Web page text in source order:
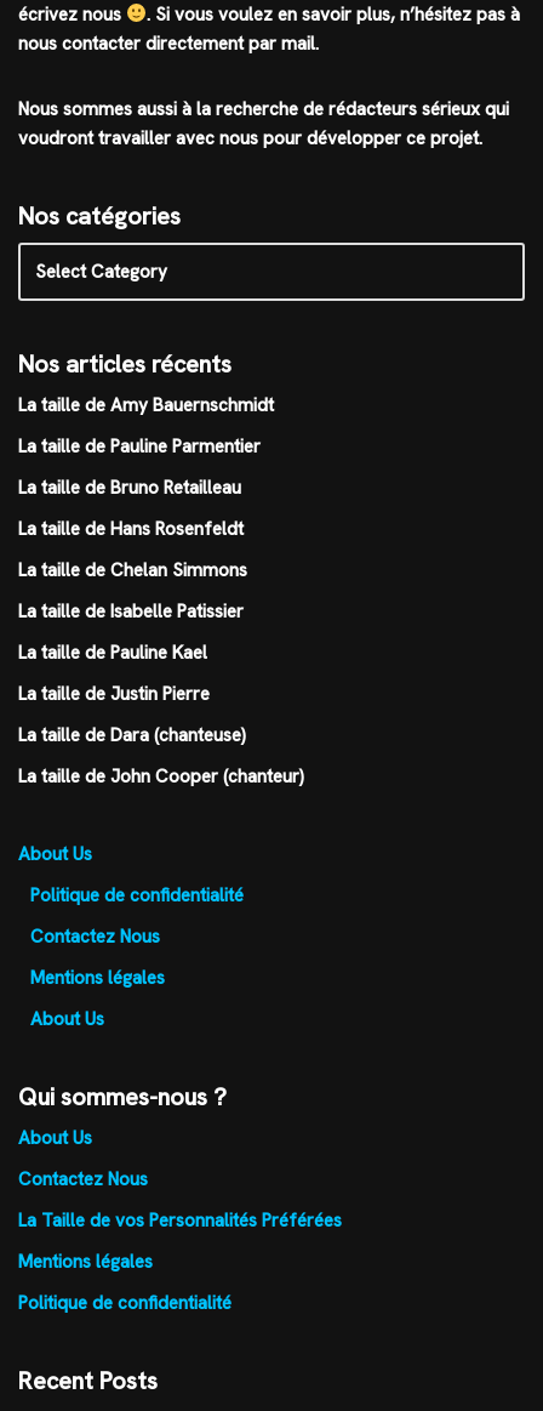
écrivez nous
. Si vous voulez en savoir plus, n’hésitez pas à
nous contacter directement par mail.
Nous sommes aussi à la recherche de rédacteurs sérieux qui
voudront travailler avec nous pour développer ce projet.
Nos catégories
Nos articles récents
La taille de Amy Bauernschmidt
La taille de Pauline Parmentier
La taille de Bruno Retailleau
La taille de Hans Rosenfeldt
La taille de Chelan Simmons
La taille de Isabelle Patissier
La taille de Pauline Kael
La taille de Justin Pierre
La taille de Dara (chanteuse)
La taille de John Cooper (chanteur)
About Us
Politique de confidentialité
Contactez Nous
Mentions légales
About Us
Qui sommes-nous ?
About Us
Contactez Nous
La Taille de vos Personnalités Préférées
Mentions légales
Politique de confidentialité
Recent Posts